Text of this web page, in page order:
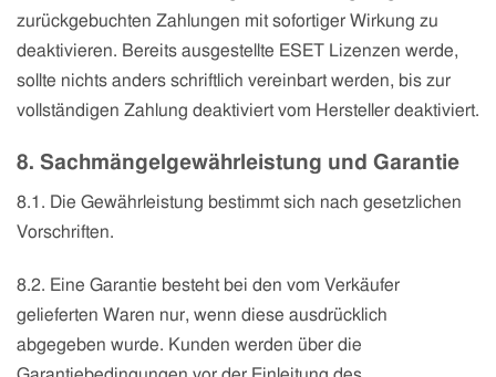
zurückgebuchten Zahlungen mit sofortiger Wirkung zu
deaktivieren. Bereits ausgestellte ESET Lizenzen werde,
sollte nichts anders schriftlich vereinbart werden, bis zur
vollständigen Zahlung deaktiviert vom Hersteller deaktiviert.
8. Sachmängelgewährleistung und Garantie
8.1. Die Gewährleistung bestimmt sich nach gesetzlichen
Vorschriften.
8.2. Eine Garantie besteht bei den vom Verkäufer
gelieferten Waren nur, wenn diese ausdrücklich
abgegeben wurde. Kunden werden über die